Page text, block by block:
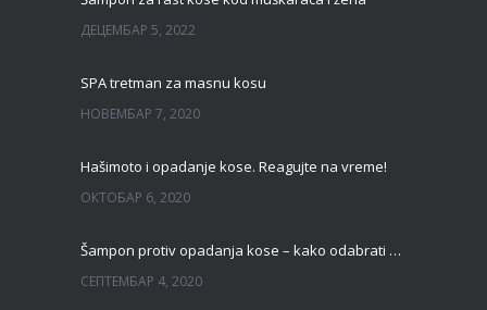
ДЕЦЕМБАР 5, 2022
SPA tretman za masnu kosu
НОВЕМБАР 7, 2020
Hašimoto i opadanje kose. Reagujte na vreme!
ОКТОБАР 6, 2020
Šampon protiv opadanja kose – kako odabrati pravi?
СЕПТЕМБАР 4, 2020